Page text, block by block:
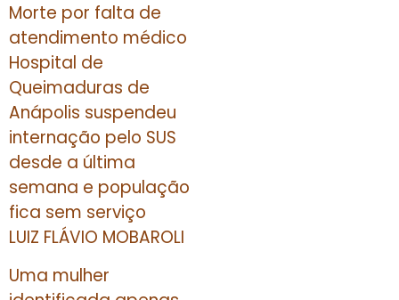
Morte por falta de
atendimento médico
Hospital de
Queimaduras de
Anápolis suspendeu
internação pelo SUS
desde a última
semana e população
fica sem serviço
LUIZ FLÁVIO MOBAROLI
Uma mulher